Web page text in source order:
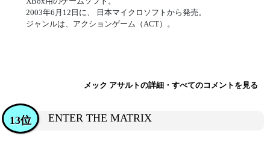
2003年6月12日に、 日本マイクロソフトから発売。
ジャンルは、アクションゲーム（ACT）。
メック アサルトの詳細・すべてのコメントを見る
ENTER THE MATRIX
13位